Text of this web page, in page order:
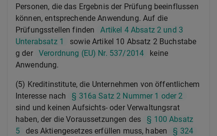
Personen, die das Ergebnis der Prüfung beeinflussen
können, entsprechende Anwendung. Auf die
Prüfungsstellen finden
Artikel 4 Absatz 2 und 3
Unterabsatz 1
sowie Artikel 10 Absatz 2 Buchstabe
g der
Verordnung (EU) Nr. 537/2014
keine
Anwendung.
(5) Kreditinstitute, die Unternehmen von öffentlichem
Interesse nach
§ 316a Satz 2 Nummer 1 oder 2
sind und keinen Aufsichts- oder Verwaltungsrat
haben, der die Voraussetzungen des
§ 100 Absatz
5
des Aktiengesetzes erfüllen muss, haben
§ 324